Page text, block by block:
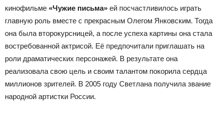
кинофильме «Чужие письма» ей посчастливилось играть
главную роль вместе с прекрасным Олегом Янковским. Тогда
она была второкурсницей, а после успеха картины она стала
востребованной актрисой. Её предпочитали приглашать на
роли драматических персонажей. В результате она
реализовала свою цель и своим талантом покорила сердца
миллионов зрителей. В 2005 году Светлана получила звание
народной артистки России.